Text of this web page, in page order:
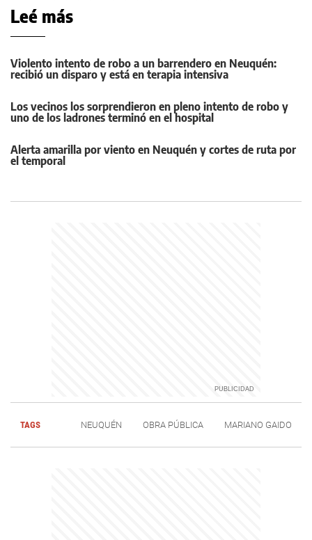
Leé más
Violento intento de robo a un barrendero en Neuquén:
recibió un disparo y está en terapia intensiva
Los vecinos los sorprendieron en pleno intento de robo y
uno de los ladrones terminó en el hospital
Alerta amarilla por viento en Neuquén y cortes de ruta por
el temporal
TAGS NEUQUÉN OBRA PÚBLICA MARIANO GAIDO